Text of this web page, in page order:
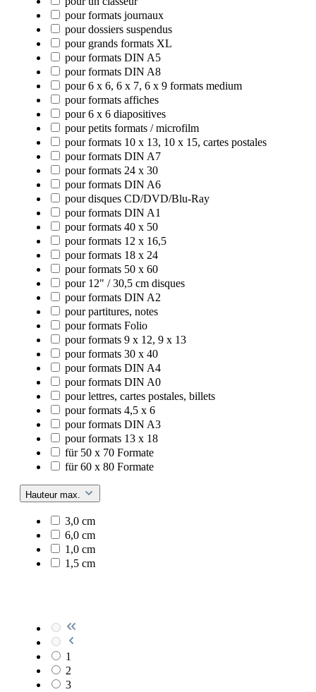
pour formats journaux
pour dossiers suspendus
pour grands formats XL
pour formats DIN A5
pour formats DIN A8
pour 6 x 6, 6 x 7, 6 x 9 formats medium
pour formats affiches
pour 6 x 6 diapositives
pour petits formats / microfilm
pour formats 10 x 13, 10 x 15, cartes postales
pour formats DIN A7
pour formats 24 x 30
pour formats DIN A6
pour disques CD/DVD/Blu-Ray
pour formats DIN A1
pour formats 40 x 50
pour formats 12 x 16,5
pour formats 18 x 24
pour formats 50 x 60
pour 12" / 30,5 cm disques
pour formats DIN A2
pour partitures, notes
pour formats Folio
pour formats 9 x 12, 9 x 13
pour formats 30 x 40
pour formats DIN A4
pour formats DIN A0
pour lettres, cartes postales, billets
pour formats 4,5 x 6
pour formats DIN A3
pour formats 13 x 18
für 50 x 70 Formate
für 60 x 80 Formate
Hauteur max.
3,0 cm
6,0 cm
1,0 cm
1,5 cm
1
2
3